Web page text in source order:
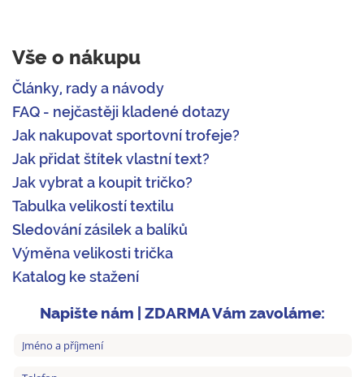
Vše o nákupu
Články, rady a návody
FAQ - nejčastěji kladené dotazy
Jak nakupovat sportovní trofeje?
Jak přidat štítek vlastní text?
Jak vybrat a koupit tričko?
Tabulka velikostí textilu
Sledování zásilek a balíků
Výměna velikosti trička
Katalog ke stažení
Napište nám | ZDARMA Vám zavoláme: